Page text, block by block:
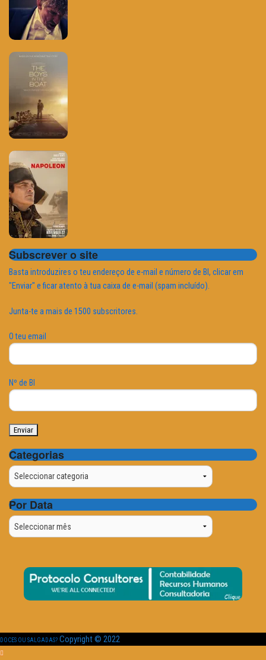
Subscrever o site
Basta introduzires o teu endereço de e-mail e número de BI, clicar em
"Enviar" e ficar atento à tua caixa de e-mail (spam incluído).
Junta-te a mais de 1500 subscritores.
O teu email
Nº de BI
Categorias
Categorias
Por Data
Por
Data
DOCES OU SALGADAS? Copyright © 2022